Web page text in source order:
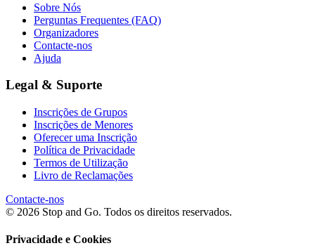
Sobre Nós
Perguntas Frequentes (FAQ)
Organizadores
Contacte-nos
Ajuda
Legal & Suporte
Inscrições de Grupos
Inscrições de Menores
Oferecer uma Inscrição
Política de Privacidade
Termos de Utilização
Livro de Reclamações
Contacte-nos
© 2026 Stop and Go. Todos os direitos reservados.
Privacidade e Cookies